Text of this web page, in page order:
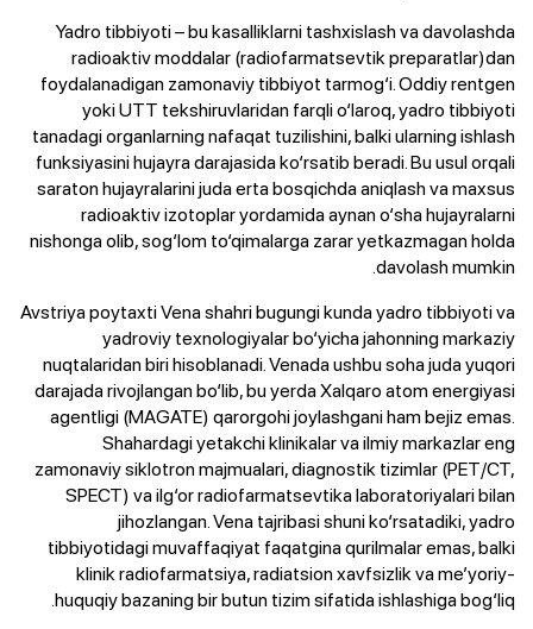
Yadro tibbiyoti – bu kasalliklarni tashxislash va davolashda
radioaktiv moddalar (radiofarmatsevtik preparatlar)dan
foydalanadigan zamonaviy tibbiyot tarmog‘i. Oddiy rentgen
yoki UTT tekshiruvlaridan farqli o‘laroq, yadro tibbiyoti
tanadagi organlarning nafaqat tuzilishini, balki ularning ishlash
funksiyasini hujayra darajasida ko‘rsatib beradi. Bu usul orqali
saraton hujayralarini juda erta bosqichda aniqlash va maxsus
radioaktiv izotoplar yordamida aynan o‘sha hujayralarni
nishonga olib, sog‘lom to‘qimalarga zarar yetkazmagan holda
davolash mumkin.
Avstriya poytaxti Vena shahri bugungi kunda yadro tibbiyoti va
yadroviy texnologiyalar bo‘yicha jahonning markaziy
nuqtalaridan biri hisoblanadi. Venada ushbu soha juda yuqori
darajada rivojlangan bo‘lib, bu yerda Xalqaro atom energiyasi
agentligi (MAGATE) qarorgohi joylashgani ham bejiz emas.
Shahardagi yetakchi klinikalar va ilmiy markazlar eng
zamonaviy siklotron majmualari, diagnostik tizimlar (PET/CT,
SPECT) va ilg‘or radiofarmatsevtika laboratoriyalari bilan
jihozlangan. Vena tajribasi shuni ko‘rsatadiki, yadro
tibbiyotidagi muvaffaqiyat faqatgina qurilmalar emas, balki
klinik radiofarmatsiya, radiatsion xavfsizlik va me’yoriy-
huquqiy bazaning bir butun tizim sifatida ishlashiga bog‘liq.